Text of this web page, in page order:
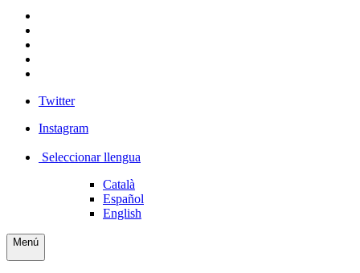
Twitter
Instagram
Seleccionar llengua
Català
Español
English
Menú